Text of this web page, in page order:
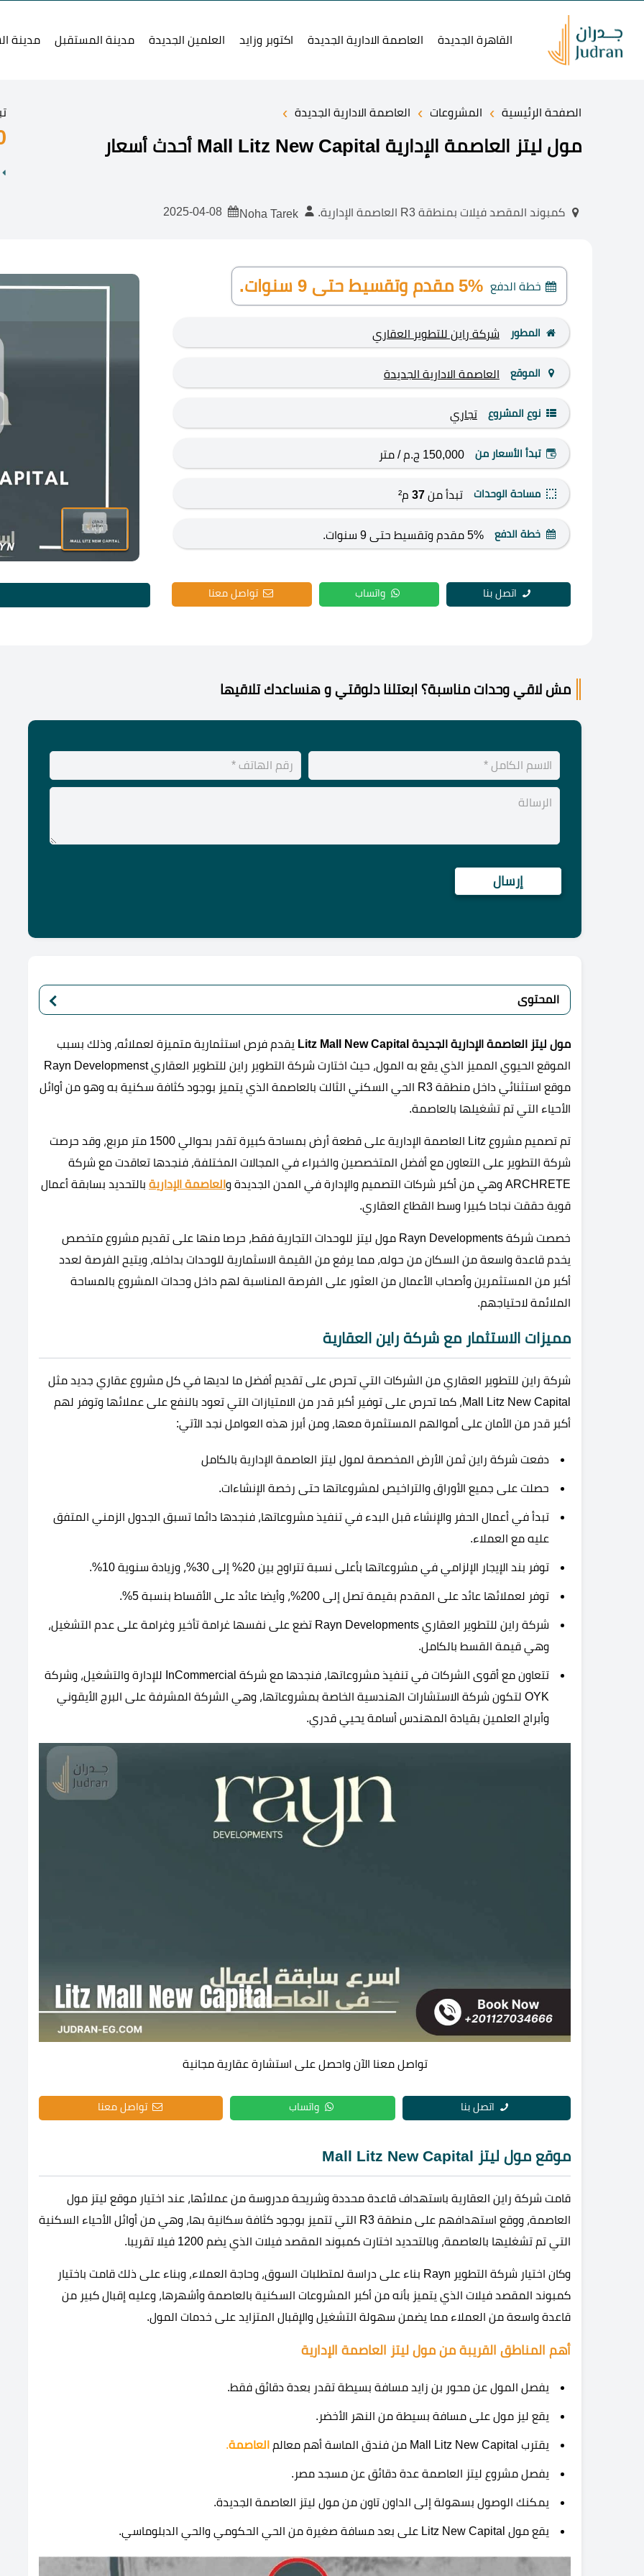
القاهرة الجديدة العاصمة الادارية الجديدة اكتوبر وزايد العلمين الجديدة مدينة المستقبل مدينة
الصفحة الرئيسية › المشروعات › العاصمة الادارية الجديدة ›
مول ليتز العاصمة الإدارية Mall Litz New Capital أحدث أسعار
كمبوند المقصد فيلات بمنطقة R3 العاصمة الإدارية. Noha Tarek
خطة الدفع 5% مقدم وتقسيط حتى 9 سنوات.
المطور شركة راين للتطوير العقاري
الموقع العاصمة الادارية الجديدة
نوع المشروع تجاري
تبدأ الأسعار من 150,000 ج.م / متر
مساحة الوحدات تبدأ من37 م²
خطة الدفع 5% مقدم وتقسيط حتى 9 سنوات.
اتصل بنا واتساب تواصل معنا
مش لاقي وحدات مناسبة؟ ابعتلنا دلوقتي و هنساعدك تلاقيها
المحتوى
مول ليتز العاصمة الإدارية الجديدة Litz Mall New Capital
يقدم فرص استثمارية متميزة لعملائه، وذلك بسبب
الموقع الحيوي المميز الذي يقع به المول، حيث اختارت شركة التطوير راين للتطوير العقاري Rayn Developmenst
موقع استثنائي داخل منطقة R3 الحي السكني الثالت بالعاصمة الذي يتميز بوجود كثافة سكنية به وهو من أوائل
الأحياء التي تم تشغيلها بالعاصمة.
تم تصميم مشروع Litz العاصمة الإدارية على قطعة أرض بمساحة كبيرة تقدر بحوالي 1500 متر مربع، وقد حرصت
شركة التطوير على التعاون مع أفضل المتخصصين والخبراء في المجالات المختلفة، فنجدها تعاقدت مع شركة
ARCHRETE وهي من أكبر شركات التصميم والإدارة في المدن الجديدة و
العاصمة الإدارية بالتحديد بسابقة أعمال
قوية حققت نجاحا كبيرا وسط القطاع العقاري.
خصصت شركة Rayn Developments مول ليتز للوحدات التجارية فقط، حرصا منها على تقديم مشروع متخصص
يخدم قاعدة واسعة من السكان من حوله، مما يرفع من القيمة الاسثمارية للوحدات بداخله، ويتيح الفرصة لعدد
أكبر من المستثمرين وأصحاب الأعمال من العثور على الفرصة المناسبة لهم داخل وحدات المشروع بالمساحة
الملائمة لاحتياجهم.
مميزات الاستثمار مع شركة راين العقارية
شركة راين للتطوير العقاري من الشركات التي تحرص على تقديم أفضل ما لديها في كل مشروع عقاري جديد مثل
Mall Litz New Capital، كما تحرص على توفير أكبر قدر من الامتيازات التي تعود بالنفع على عملائها وتوفر لهم
أكبر قدر من الأمان على أموالهم المستثمرة معها، ومن أبرز هذه العوامل نجد الآتي:
دفعت شركة راين ثمن الأرض المخصصة لمول ليتز العاصمة الإدارية بالكامل
حصلت على جميع الأوراق والتراخيص لمشروعاتها حتى رخصة الإنشاءات.
تبدأ في أعمال الحفر والإنشاء قبل البدء في تنفيذ مشروعاتها، فنجدها دائما تسبق الجدول الزمني المتفق
عليه مع العملاء.
توفر بند الإيجار الإلزامي في مشروعاتها بأعلى نسبة تتراوح بين 20% إلى 30%، وزيادة سنوية 10%.
توفر لعملائها عائد على المقدم بقيمة تصل إلى 200%، وأيضا عائد على الأقساط بنسبة 5%.
شركة راين للتطوير العقاري Rayn Developments تضع على نفسها غرامة تأخير وغرامة على عدم التشغيل،
وهي قيمة القسط بالكامل.
تتعاون مع أقوى الشركات في تنفيذ مشروعاتها، فنجدها مع شركة InCommercial للإدارة والتشغيل، وشركة
OYK لتكون شركة الاستشارات الهندسية الخاصة بمشروعاتها، وهي الشركة المشرفة على البرج الأيقوني
وأبراج العلمين بقيادة المهندس أسامة يحيي قدري.
تواصل معنا الآن واحصل على استشارة عقارية مجانية
اتصل بنا واتساب تواصل معنا
موقع مول ليتز Mall Litz New Capital
قامت شركة راين العقارية باستهداف قاعدة محددة وشريحة مدروسة من عملائها، عند اختيار موقع ليتز مول
العاصمة، ووقع استهدافهم على منطقة R3 التي تتميز بوجود كثافة سكانية بها، وهي من أوائل الأحياء السكنية
التي تم تشغليها بالعاصمة، وبالتحديد اختارت كمبوند المقصد فيلات الذي يضم 1200 فيلا تقريبا.
وكان اختيار شركة التطوير Rayn بناء على دراسة لمتطلبات السوق، وحاجة العملاء، وبناء على ذلك قامت باختيار
كمبوند المقصد فيلات الذي يتميز بأنه من أكبر المشروعات السكنية بالعاصمة وأشهرها، وعليه إقبال كبير من
قاعدة واسعة من العملاء مما يضمن سهولة التشغيل والإقبال المتزايد على خدمات المول.
أهم المناطق القريبة من مول ليتز العاصمة الإدارية
يفصل المول عن محور بن زايد مسافة بسيطة تقدر بعدة دقائق فقط.
يقع ليز مول على مسافة بسيطة من النهر الأخضر.
يقترب Mall Litz New Capital من فندق الماسة أهم معالم العاصمة.
يفصل مشروع ليتز العاصمة عدة دقائق عن مسجد مصر.
يمكنك الوصول بسهولة إلى الداون تاون من مول ليتز العاصمة الجديدة.
يقع مول Litz New Capital على بعد مسافة صغيرة من الحي الحكومي والحي الدبلوماسي.